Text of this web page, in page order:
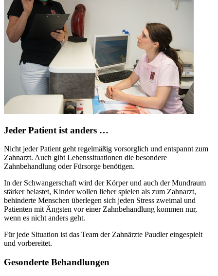
Jeder Patient ist anders …
Nicht jeder Patient geht regelmäßig vorsorglich und entspannt zum
Zahnarzt. Auch gibt Lebenssituationen die besondere
Zahnbehandlung oder Fürsorge benötigen.
In der Schwangerschaft wird der Körper und auch der Mundraum
stärker belastet, Kinder wollen lieber spielen als zum Zahnarzt,
behinderte Menschen überlegen sich jeden Stress zweimal und
Patienten mit Ängsten vor einer Zahnbehandlung kommen nur,
wenn es nicht anders geht.
Für jede Situation ist das Team der Zahnärzte Paudler eingespielt
und vorbereitet.
Gesonderte Behandlungen